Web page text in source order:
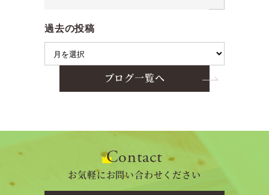
過去の投稿
ブログ一覧へ
Contact
お気軽にお問い合わせください